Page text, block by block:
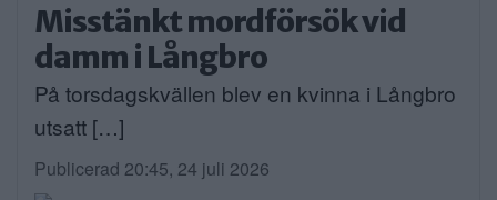
Misstänkt mordförsök vid
damm i Långbro
På torsdagskvällen blev en kvinna i Långbro
utsatt […]
Publicerad 20:45, 24 juli 2026